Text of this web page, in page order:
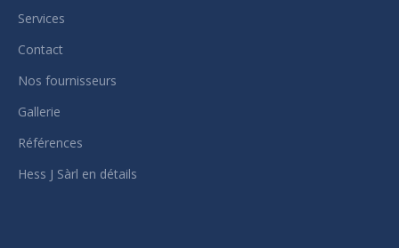
Services
Contact
Nos fournisseurs
Gallerie
Références
Hess J Sàrl en détails